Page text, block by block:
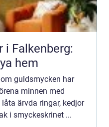
i Falkenberg:
hem
guldsmycken har
minnen med
ärvda ringar, kedjor
i smyckeskrinet ...